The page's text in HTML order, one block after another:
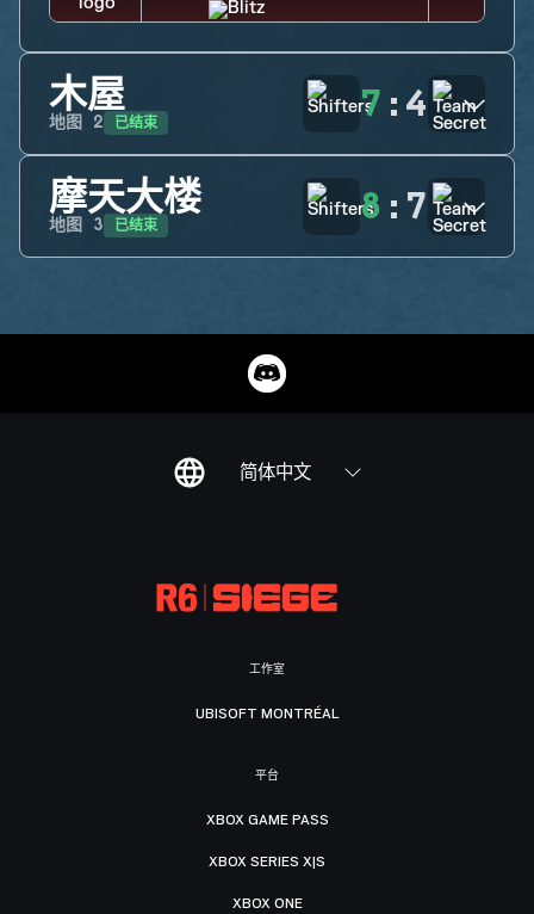
木屋
地图 2 已结束 7 : 4
摩天大楼
地图 3 已结束 8 : 7
简体中文
工作室
UBISOFT MONTRÉAL
平台
XBOX GAME PASS
XBOX SERIES X|S
XBOX ONE